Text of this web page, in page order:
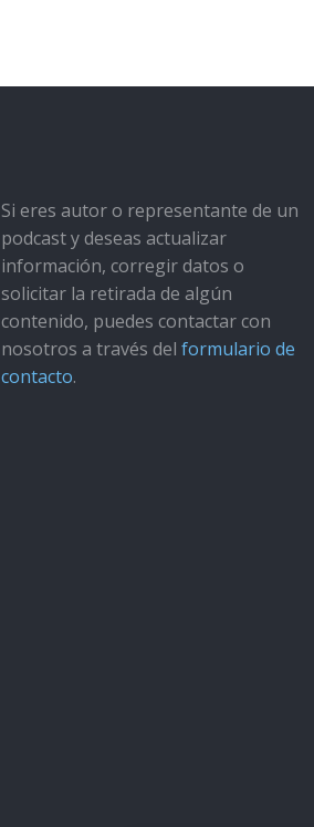
Si eres autor o representante de un
podcast y deseas actualizar
información, corregir datos o
solicitar la retirada de algún
contenido, puedes contactar con
nosotros a través del formulario de
contacto.